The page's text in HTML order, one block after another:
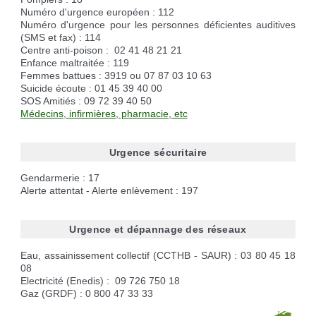
Déchèteries
Marches vertes
Recycleries
Lutter contre l'ambroisie
Etat civil
Cartes d'identité, passeport
Carte d'électeur
Livret de famille
Recensement militaire
Réservation de salles
Cimetière
Nos grands événements
Des projets
Aire pour camping-cars
Campings à proximité
Borne de recharge voiture électrique
Numéro d'urgence européen : 112
Numéro d'urgence pour les personnes déficientes auditives
(SMS et fax) : 114
Centre anti-poison : 02 41 48 21 21
Enfance maltraitée : 119
Femmes battues : 3919 ou 07 87 03 10 63
Suicide écoute : 01 45 39 40 00
SOS Amitiés : 09 72 39 40 50
Médecins, infirmières, pharmacie, etc
Urgence sécuritaire
Gendarmerie : 17
Alerte attentat - Alerte enlèvement : 197
Urgence et dépannage des réseaux
Eau, assainissement collectif (CCTHB - SAUR) : 03 80 45 18
08
Electricité (Enedis) : 09 726 750 18
Gaz (GRDF) : 0 800 47 33 33